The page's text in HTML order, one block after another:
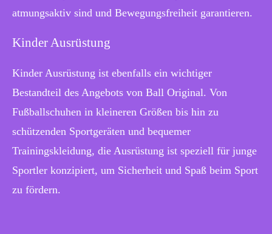
atmungsaktiv sind und Bewegungsfreiheit garantieren.
Kinder Ausrüstung
Kinder Ausrüstung ist ebenfalls ein wichtiger
Bestandteil des Angebots von Ball Original. Von
Fußballschuhen in kleineren Größen bis hin zu
schützenden Sportgeräten und bequemer
Trainingskleidung, die Ausrüstung ist speziell für junge
Sportler konzipiert, um Sicherheit und Spaß beim Sport
zu fördern.